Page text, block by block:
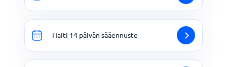
Haiti 14 päivän sääennuste